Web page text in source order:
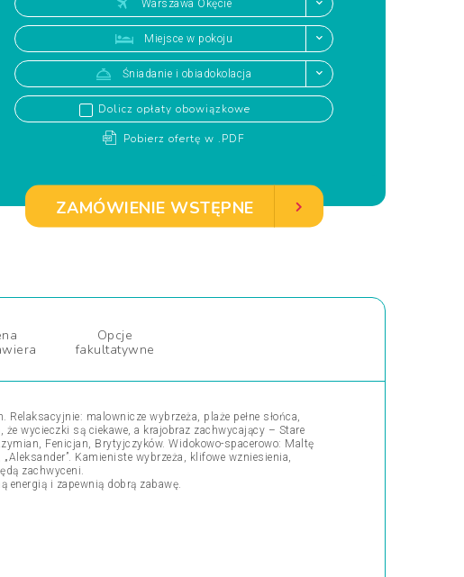
Warszawa Okęcie
Miejsce w pokoju
Śniadanie i obiadokolacja
Dolicz opłaty obowiązkowe
Pobierz ofertę w .PDF
ZAMÓWIENIE WSTĘPNE
Opcje
fakultatywne
malownicze wybrzeża, plaże pełne słońca,
wycieczki są ciekawe, a krajobraz zachwycający – Stare
Fenicjan, Brytyjczyków. Widokowo-spacerowo: Maltę
Kamieniste wybrzeża, klifowe wzniesienia,
zachwyceni.
energią i zapewnią dobrą zabawę.